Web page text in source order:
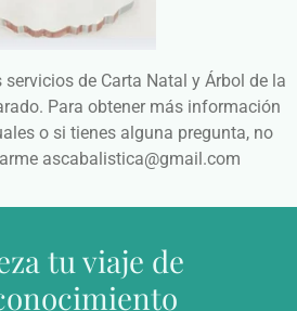
de Carta Natal y Árbol de la
Para obtener más información
o si tienes alguna pregunta, no
ascabalistica@gmail.com
tu viaje de